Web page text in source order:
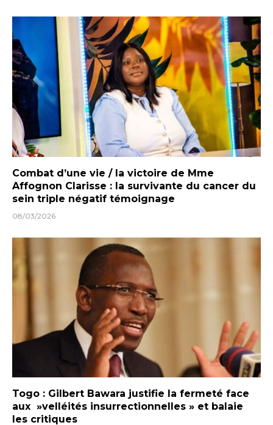
Combat d’une vie / la victoire de Mme
Affognon Clarisse : la survivante du cancer du
sein triple négatif témoignage
08/03/2026
Togo : Gilbert Bawara justifie la fermeté face
aux »velléités insurrectionnelles » et balaie
les critiques